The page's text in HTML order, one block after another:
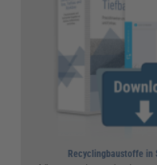
Recyclingbaustoffe in